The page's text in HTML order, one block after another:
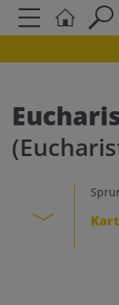
Schriftgröße
AA
A